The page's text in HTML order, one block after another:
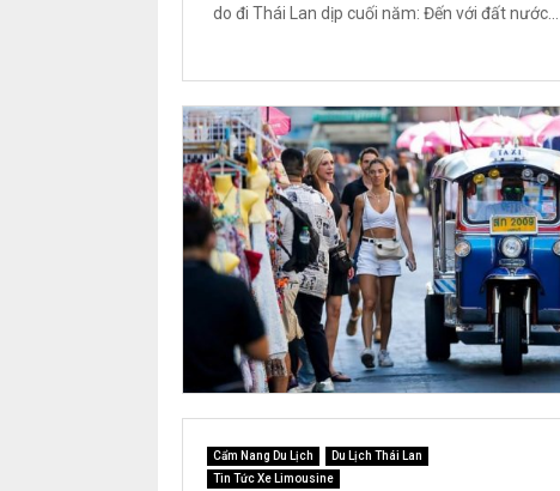
do đi Thái Lan dịp cuối năm: Đến với đất nước...
Cẩm Nang Du Lịch
Du Lịch Thái Lan
Tin Tức Xe Limousine